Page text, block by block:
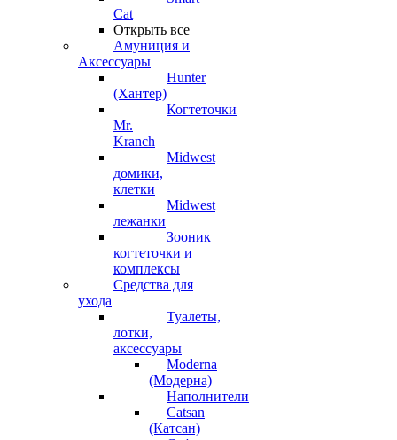
Cat
Открыть все
Амуниция и
Аксессуары
Hunter
(Хантер)
Когтеточки
Mr.
Kranch
Midwest
домики,
клетки
Midwest
лежанки
Зооник
когтеточки и
комплексы
Средства для
ухода
Туалеты,
лотки,
аксессуары
Moderna
(Модерна)
Наполнители
Catsan
(Катсан)